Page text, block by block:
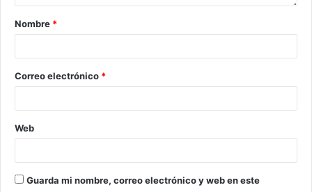
Nombre *
Correo electrónico *
Web
Guarda mi nombre, correo electrónico y web en este